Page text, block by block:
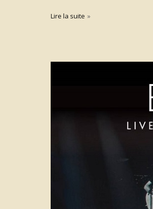
Lire la suite